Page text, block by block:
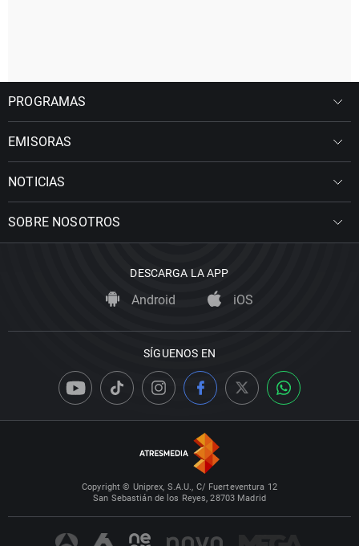
PROGRAMAS
EMISORAS
NOTICIAS
SOBRE NOSOTROS
DESCARGA LA APP
Android iOS
SÍGUENOS EN
Copyright © Uniprex, S.A.U., C/ Fuerteventura 12
San Sebastián de los Reyes, 28703 Madrid